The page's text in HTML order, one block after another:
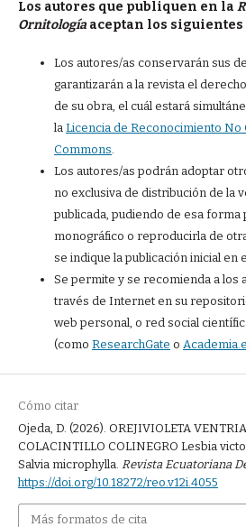
Los autores que publiquen en la
Ornitologíaaceptan los
Los autores/as conservarán sus
garantizarán a la revista el
de su obra, el cuál estará
la Licencia de Reconocimiento No
Commons.
Los autores/as podrán adoptar
no exclusiva de distribución de la
publicada, pudiendo de esa forma
monográfico o reproducirla de
se indique la publicación inicial en
Se permite y se recomienda a los
través de Internet en su
web personal, o red social
(como ResearchGate o
Cómo citar
Ojeda, D. (2026). OREJIVIOLETA
COLACINTILLO COLINEGRO Lesbia
Salvia microphylla. Revista Ecuatoriana
https://doi.org/10.18272/reo.v12i.4055
Más formatos de cita